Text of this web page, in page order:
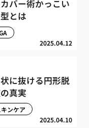
バー術かっこい
とは
2025.04.12
に抜ける円形脱
真実
2025.04.10
キンケア